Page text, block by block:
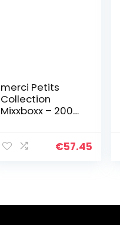
merci Petits
Collection
Mixxboxx – 2000
€57.45